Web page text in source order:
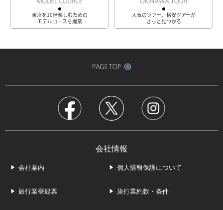
東京を10倍楽しむための
モデルコースを提案
人気のツアー、格安ツアーが
きっと見つかる
会社情報
会社案内 個人情報保護について
旅行業登録票 旅行業約款・条件